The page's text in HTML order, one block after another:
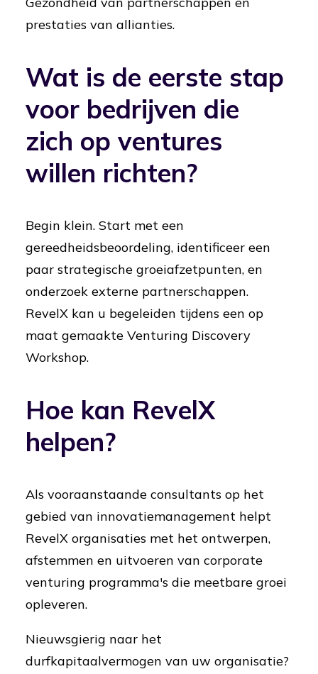
prestaties van allianties.
Wat is de eerste stap
voor bedrijven die
zich op ventures
willen richten?
Begin klein. Start met een
gereedheidsbeoordeling, identificeer een
paar strategische groeiafzetpunten, en
onderzoek externe partnerschappen.
RevelX kan u begeleiden tijdens een op
maat gemaakte Venturing Discovery
Workshop.
Hoe kan RevelX
helpen?
Als vooraanstaande consultants op het
gebied van innovatiemanagement helpt
RevelX organisaties met het ontwerpen,
afstemmen en uitvoeren van corporate
venturing programma's die meetbare groei
opleveren.
Nieuwsgierig naar het
durfkapitaalvermogen van uw organisatie?